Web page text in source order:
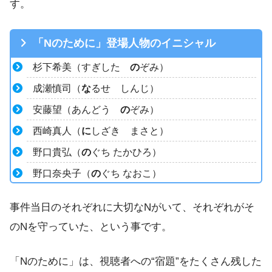
す。
「Nのために」登場人物のイニシャル
杉下希美（すぎした のぞみ）
成瀬慎司（なるせ しんじ）
安藤望（あんどう のぞみ）
西崎真人（に しざき まさと）
野口貴弘（のぐち たかひろ）
野口奈央子（のぐち なおこ）
事件当日のそれぞれに大切なNがいて、それぞれがそ
のNを守っていた、という事です。
「Nのために」は、視聴者への“宿題”をたくさん残した